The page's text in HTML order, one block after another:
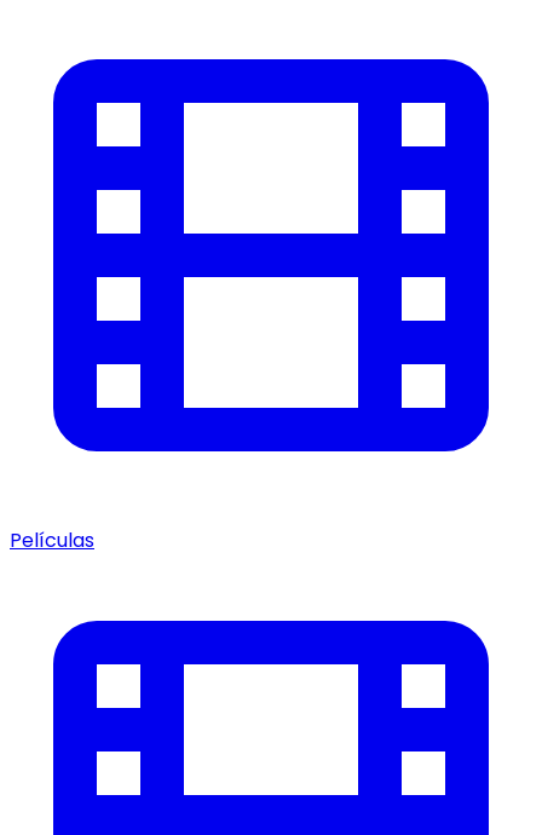
Películas